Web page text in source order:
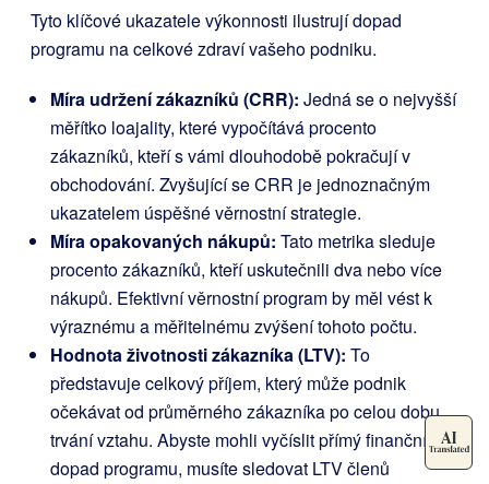
Tyto klíčové ukazatele výkonnosti ilustrují dopad
programu na celkové zdraví vašeho podniku.
Míra udržení zákazníků (CRR): Jedná se o nejvyšší
měřítko loajality, které vypočítává procento
zákazníků, kteří s vámi dlouhodobě pokračují v
obchodování. Zvyšující se CRR je jednoznačným
ukazatelem úspěšné věrnostní strategie.
Míra opakovaných nákupů: Tato metrika sleduje
procento zákazníků, kteří uskutečnili dva nebo více
nákupů. Efektivní věrnostní program by měl vést k
výraznému a měřitelnému zvýšení tohoto počtu.
Hodnota životnosti zákazníka (LTV): To
představuje celkový příjem, který může podnik
očekávat od průměrného zákazníka po celou dobu
trvání vztahu. Abyste mohli vyčíslit přímý finanční
dopad programu, musíte sledovat LTV členů